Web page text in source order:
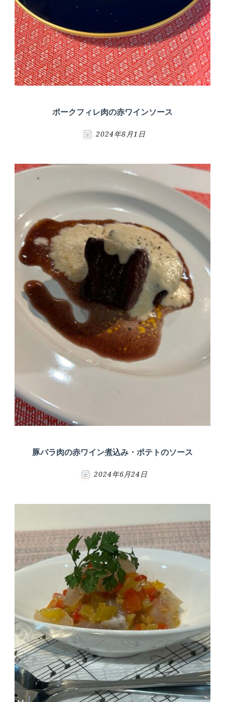
ポークフィレ肉の赤ワインソース
2024年8月1日
豚バラ肉の赤ワイン煮込み・ポテトのソース
2024年6月24日